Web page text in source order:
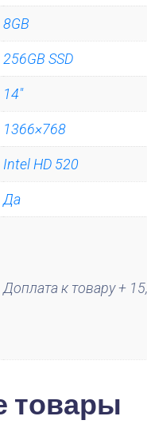
8GB
256GB SSD
14"
1366×768
Intel HD 520
Да
Доплата к товару +
товары